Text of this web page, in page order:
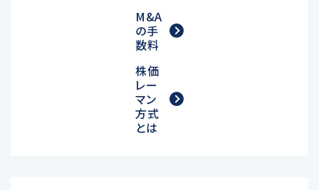
M&A
の手
数料
株価
レー
マン
方式
とは